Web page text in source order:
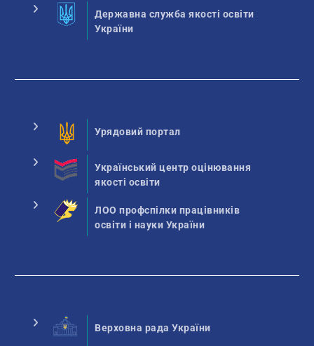
Державна служба якості освіти
України
Урядовий портал
Український центр оцінювання
якості освіти
ЛОО профспілки працівників
освіти і науки України
Верховна рада України